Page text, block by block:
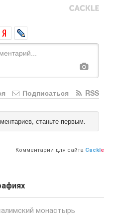
RSS
Подписаться
станьте первым.
Комментарии для сайта Cackl e